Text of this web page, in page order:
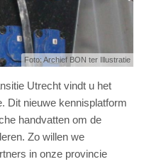
Foto: Archief BON ter Illustratie
Utrecht vindt u het
Dit nieuwe kennisplatform
handvatten om de
Zo willen we
in onze provincie